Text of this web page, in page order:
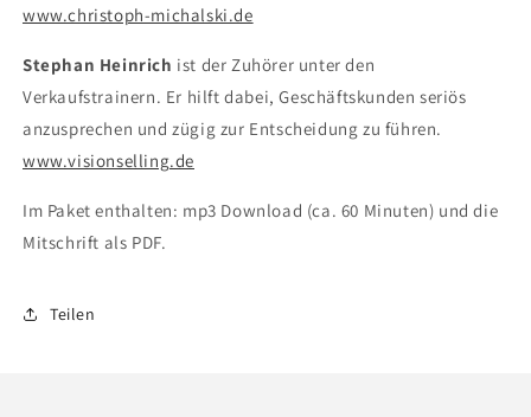
www.christoph-michalski.de
Stephan Heinrich ist der Zuhörer unter den
Verkaufstrainern. Er hilft dabei, Geschäftskunden seriös
anzusprechen und zügig zur Entscheidung zu führen.
www.visionselling.de
Im Paket enthalten: mp3 Download (ca. 60 Minuten) und die
Mitschrift als PDF.
Teilen